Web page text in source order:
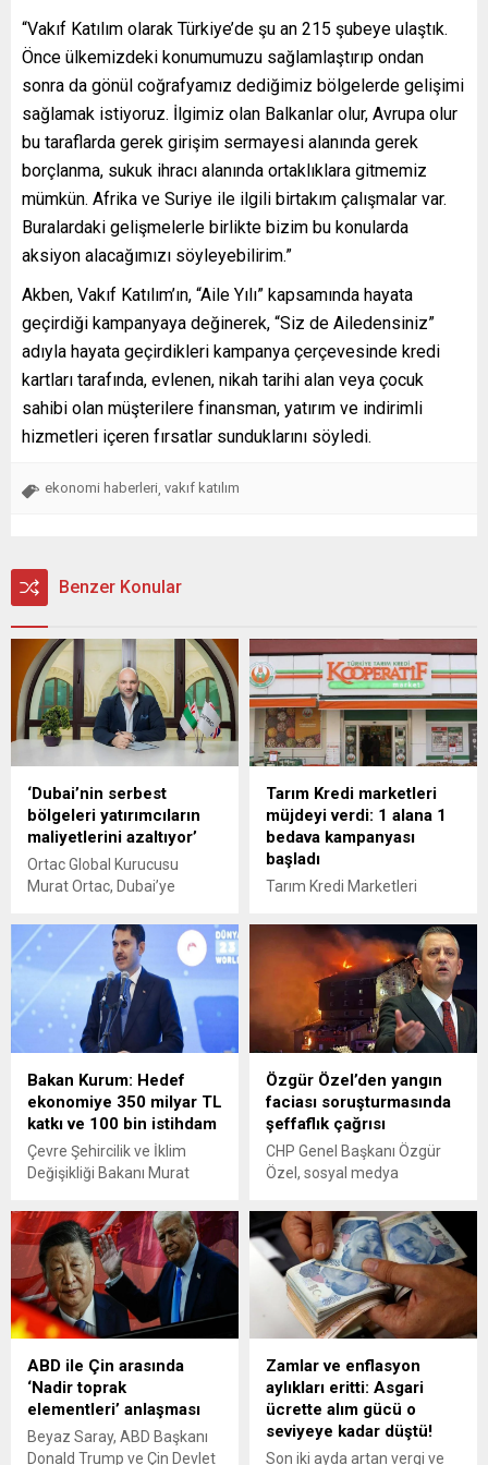
“Vakıf Katılım olarak Türkiye’de şu an 215 şubeye ulaştık.
Önce ülkemizdeki konumumuzu sağlamlaştırıp ondan
sonra da gönül coğrafyamız dediğimiz bölgelerde gelişimi
sağlamak istiyoruz. İlgimiz olan Balkanlar olur, Avrupa olur
bu taraflarda gerek girişim sermayesi alanında gerek
borçlanma, sukuk ihracı alanında ortaklıklara gitmemiz
mümkün. Afrika ve Suriye ile ilgili birtakım çalışmalar var.
Buralardaki gelişmelerle birlikte bizim bu konularda
aksiyon alacağımızı söyleyebilirim.”
Akben, Vakıf Katılım’ın, “Aile Yılı” kapsamında hayata
geçirdiği kampanyaya değinerek, “Siz de Ailedensiniz”
adıyla hayata geçirdikleri kampanya çerçevesinde kredi
kartları tarafında, evlenen, nikah tarihi alan veya çocuk
sahibi olan müşterilere finansman, yatırım ve indirimli
hizmetleri içeren fırsatlar sunduklarını söyledi.
ekonomi haberleri vakıf katılım
Benzer Konular
‘Dubai’nin serbest
bölgeleri yatırımcıların
maliyetlerini azaltıyor’
Ortac Global Kurucusu
Murat Ortac, Dubai’ye
bölgenin sunduğu olanakları
paylaştı. Ortac, “Dubai’nin
serbest bölgeleri
yatırımcıların maliyetlerini
azaltıyor” dedi.
Tarım Kredi marketleri
müjdeyi verdi: 1 alana 1
bedava kampanyası
başladı
Tarım Kredi Marketleri
tüketicilerin karşısına çıktı.
Bütçeleri rahatlatmayı
amaçlayan market zinciri,
90 farklı üründe "1 alana 1
bedava" fırsatını
müşterilerine sundu.
Bakan Kurum: Hedef
ekonomiye 350 milyar TL
katkı ve 100 bin istihdam
Çevre Şehircilik ve İklim
Değişikliği Bakanı Murat
sektörü kapsayan eylem
planımızla atık maliyetinin
azaltılması, ekonomiye yıllık
350 milyar TL’ye kadar katkı
ve 100 binden fazla yeni
istihdam hedefliyoruz” dedi.
Özgür Özel’den yangın
faciası soruşturmasında
şeffaflık çağrısı
CHP Genel Başkanı Özgür
Özel, sosyal medya
açıklamada Bolu
Kartalkaya'da yaşanan
yangın faciası
soruşturmasında şeffaflık
çağrısında bulundu. Özel,
Cumhuriyet Halk Partisi,
hangi partiden olursa olsun;
hakkaniyetli ve şeffaf bir
soruşturmanın
işletilmesinden ve
sorumluların en ağır cezaları
ABD ile Çin arasında
‘Nadir toprak
elementleri’ anlaşması
Beyaz Saray, ABD Başkanı
Donald Trump ve Çin Devlet
Zamlar ve enflasyon
aylıkları eritti: Asgari
ücrette alım gücü o
seviyeye kadar düştü!
Son iki ayda artan vergi ve